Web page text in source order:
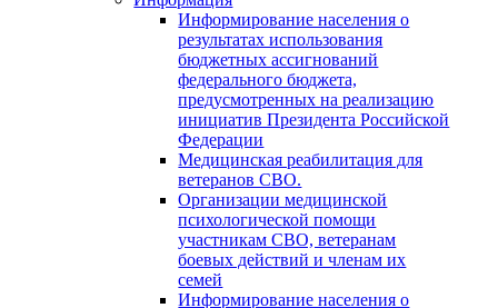
Информирование населения о
результатах использования
бюджетных ассигнований
федерального бюджета,
предусмотренных на реализацию
инициатив Президента Российской
Федерации
Медицинская реабилитация для
ветеранов СВО.
Организации медицинской
психологической помощи
участникам СВО, ветеранам
боевых действий и членам их
семей
Информирование населения о